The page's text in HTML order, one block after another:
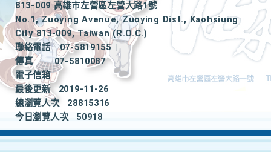
813-009 高雄市左營區左營大路1號
No.1, Zuoying Avenue, Zuoying Dist., Kaohsiung
City 813-009, Taiwan (R.O.C.)
聯絡電話
07-5819155
|
傳真
07-5810087
電子信箱
最後更新
2019-11-26
總瀏覽人次
28815316
今日瀏覽人次
50918